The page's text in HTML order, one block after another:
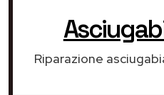
Riparazione